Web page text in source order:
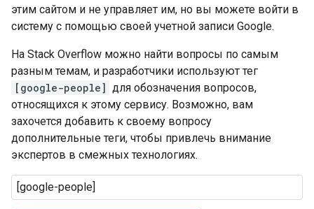
этим сайтом и не управляет им, но вы можете войти в
систему с помощью своей учетной записи Google.
На Stack Overflow можно найти вопросы по самым
разным темам, и разработчики используют тег
[google-people] для обозначения вопросов,
относящихся к этому сервису. Возможно, вам
захочется добавить к своему вопросу
дополнительные теги, чтобы привлечь внимание
экспертов в смежных технологиях.